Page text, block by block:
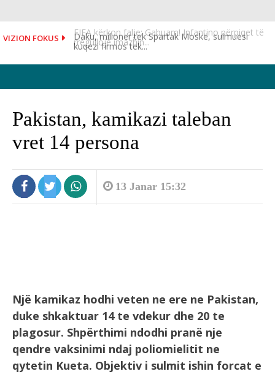
VIZION FOKUS
Daku, milioner tek Spartak Moskë, sulmuesi
kuqezi firmos tek...
Pakistan, kamikazi taleban
vret 14 persona
13 Janar 15:32
Një kamikaz hodhi veten ne ere ne Pakistan,
duke shkaktuar 14 te vdekur dhe 20 te
plagosur. Shpërthimi ndodhi pranë nje
qendre vaksinimi ndaj poliomielitit ne
qytetin Kueta. Objektiv i sulmit ishin forcat e